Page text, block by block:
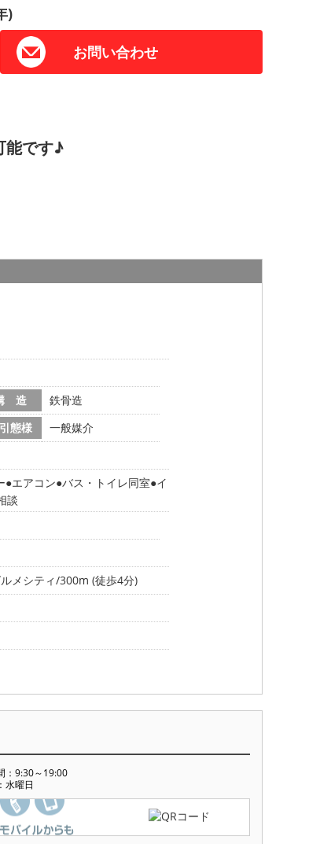
お問い合わせ
)
能です♪
造
鉄骨造
態様
一般媒介
エアコン バス・トイレ同室 イ
談
メシティ/300m (徒歩4分)
：9:30～19:00
水曜日